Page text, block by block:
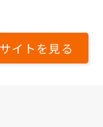
サイトを見る